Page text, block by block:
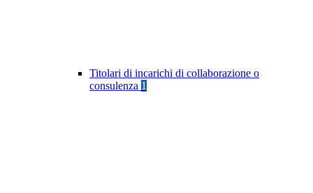
Titolari di incarichi di collaborazione o
consulenza 1